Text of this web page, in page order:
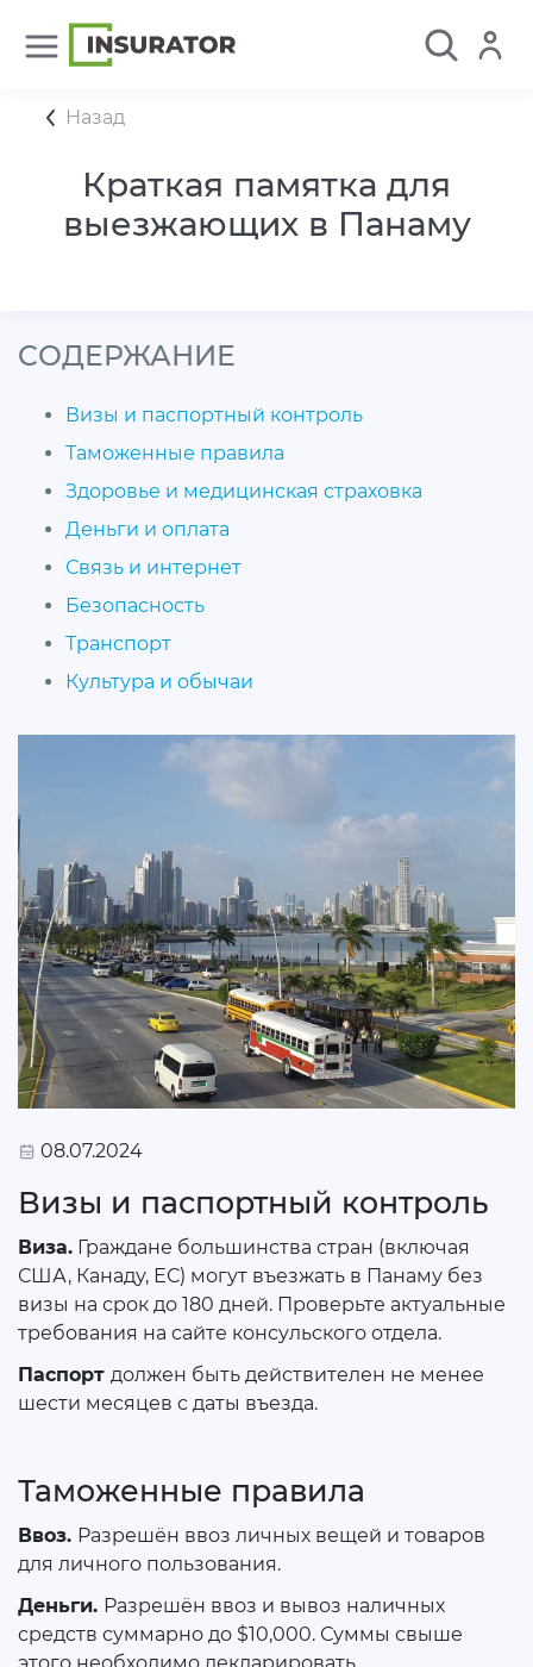
Назад
Краткая памятка для
выезжающих в Панаму
08.07.2024
Визы и паспортный контроль
Виза. Граждане большинства стран (включая
США, Канаду, ЕС) могут въезжать в Панаму без
визы на срок до 180 дней. Проверьте актуальные
требования на сайте консульского отдела.
Паспорт должен быть действителен не менее
шести месяцев с даты въезда.
Таможенные правила
Ввоз. Разрешён ввоз личных вещей и товаров
для личного пользования.
Деньги. Разрешён ввоз и вывоз наличных
средств суммарно до $10,000. Суммы свыше
этого необходимо декларировать.
CОДЕРЖАНИЕ
Визы и паспортный контроль
Таможенные правила
Здоровье и медицинская страховка
Деньги и оплата
Связь и интернет
Безопасность
Транспорт
Культура и обычаи